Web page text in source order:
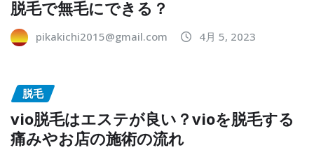
脱毛で無毛にできる？
pikakichi2015@gmail.com 4月 5, 2023
脱毛
vio脱毛はエステが良い？vioを脱毛する
痛みやお店の施術の流れ